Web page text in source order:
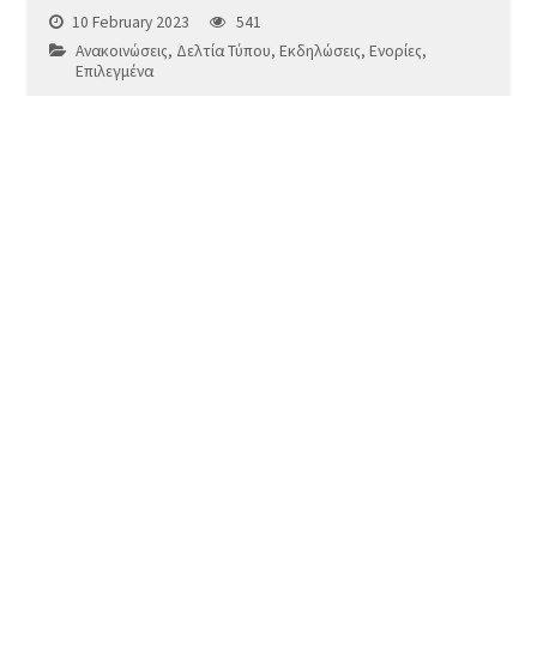
10 February 2023
541
Ανακοινώσεις, Δελτία Τύπου,Εκδηλώσεις,Ενορίες,
Επιλεγμένα